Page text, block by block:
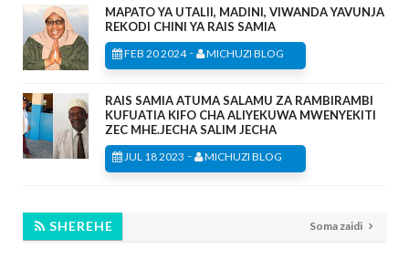
MAPATO YA UTALII, MADINI, VIWANDA YAVUNJA
REKODI CHINI YA RAIS SAMIA
FEB 20 2024- MICHUZI BLOG
RAIS SAMIA ATUMA SALAMU ZA RAMBIRAMBI
KUFUATIA KIFO CHA ALIYEKUWA MWENYEKITI
ZEC MHE.JECHA SALIM JECHA
JUL 18 2023 - MICHUZI BLOG
SHEREHE Soma zaidi